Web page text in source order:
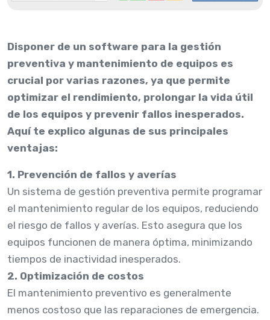
Disponer de un software para la gestión
preventiva y mantenimiento de equipos es
crucial por varias razones, ya que permite
optimizar el rendimiento, prolongar la vida útil
de los equipos y prevenir fallos inesperados.
Aquí te explico algunas de sus principales
ventajas:
1. Prevención de fallos y averías
Un sistema de gestión preventiva permite programar
el mantenimiento regular de los equipos, reduciendo
el riesgo de fallos y averías. Esto asegura que los
equipos funcionen de manera óptima, minimizando
tiempos de inactividad inesperados.
2. Optimización de costos
El mantenimiento preventivo es generalmente
menos costoso que las reparaciones de emergencia.